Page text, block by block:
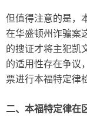
但值得注意的是，
在华盛顿州诈骗案
的搜证才将主犯凯
的适用性存在争议
票进行本福特定律
二、 本福特定律在